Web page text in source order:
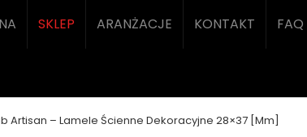
SKLEP ARANŻACJE KONTAKT FAQ
Artisan – Lamele Ścienne Dekoracyjne 28×37 [mm]